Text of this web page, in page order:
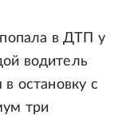
в ДТП у
водитель
в остановку с
три